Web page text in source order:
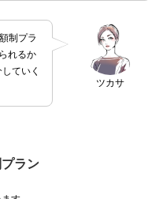
ツカサ
制プラ
れるか
ていく
ラン